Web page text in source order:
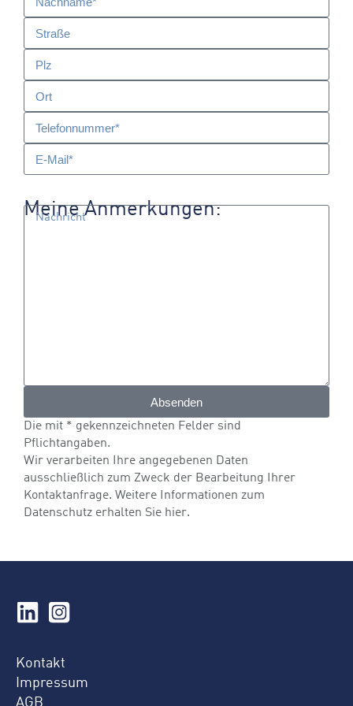
Meine Anmerkungen:
Absenden
Die mit * gekennzeichneten Felder sind
Pflichtangaben.
Wir verarbeiten Ihre angegebenen Daten
ausschließlich zum Zweck der Bearbeitung Ihrer
Kontaktanfrage. Weitere Informationen zum
Datenschutz erhalten Sie hier.
Kontakt
Impressum
AGB